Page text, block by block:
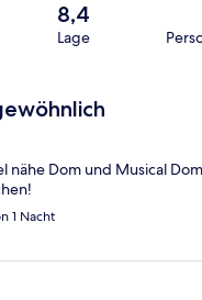
8,4
Lage
nähe Dom und Musical
1 Nacht